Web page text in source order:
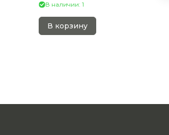
В наличии: 1
В корзину